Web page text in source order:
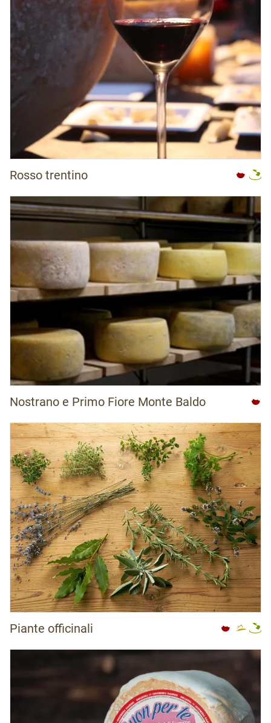
Rosso trentino
Nostrano e Primo Fiore Monte Baldo
Piante officinali